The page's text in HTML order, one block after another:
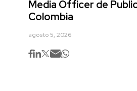
Media Officer de
Colombia
agosto 5, 2026